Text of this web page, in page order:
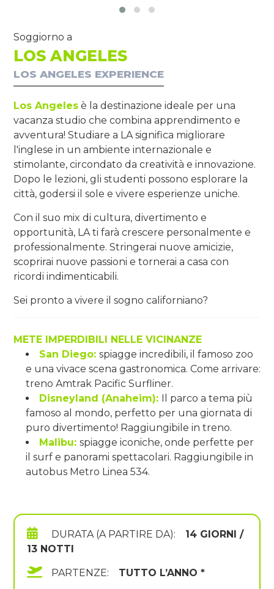
Soggiorno a
LOS ANGELES
LOS ANGELES EXPERIENCE
Los Angeles è la destinazione ideale per una
vacanza studio che combina apprendimento e
avventura! Studiare a LA significa migliorare
l'inglese in un ambiente internazionale e
stimolante, circondato da creatività e innovazione.
Dopo le lezioni, gli studenti possono esplorare la
città, godersi il sole e vivere esperienze uniche.
Con il suo mix di cultura, divertimento e
opportunità, LA ti farà crescere personalmente e
professionalmente. Stringerai nuove amicizie,
scoprirai nuove passioni e tornerai a casa con
ricordi indimenticabili.
Sei pronto a vivere il sogno californiano?
METE IMPERDIBILI NELLE VICINANZE
San Diego: spiagge incredibili, il famoso zoo
e una vivace scena gastronomica. Come arrivare:
treno Amtrak Pacific Surfliner.
Disneyland (Anaheim):
Il parco a tema più
famoso al mondo, perfetto per una giornata di
puro divertimento! Raggiungibile in treno.
Malibu: spiagge iconiche, onde perfette per
il surf e panorami spettacolari. Raggiungibile in
autobus Metro Linea 534.
DURATA (A PARTIRE DA):
14 GIORNI /
13 NOTTI
PARTENZE: TUTTO L’ANNO *